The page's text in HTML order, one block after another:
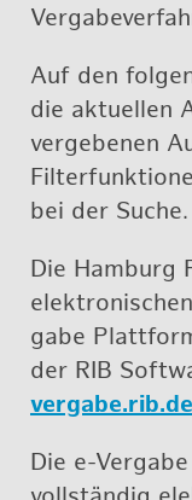
Auf den
die ak­tu­el­len
ver­ge­be­nen
bei der Suche.
Die Ham­burg
ga­be
der RIB
vergabe.​rib.​de
Die e-